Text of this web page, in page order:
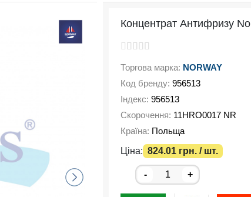
Концентрат Антифризу
Торгова марка: NORWAY
Код бренду: 956513
Індекс: 956513
Скорочення: 11HRO0017 NR
Країна: Польща
Ціна: 824.01 грн. / шт.
- +